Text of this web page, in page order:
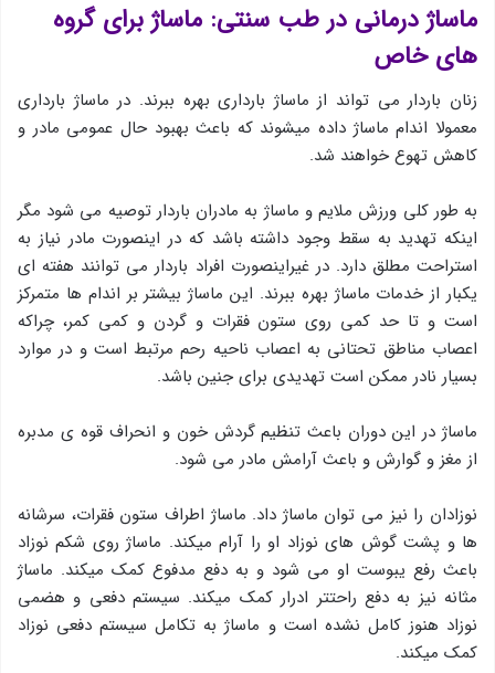
ماساژ درمانی در طب سنتی: ماساژ برای گروه
های خاص
زنان باردار می تواند از ماساژ بارداری بهره ببرند. در ماساژ بارداری
معمولا اندام ماساژ داده میشوند که باعث بهبود حال عمومی مادر و
کاهش تهوع خواهند شد.
به طور کلی ورزش ملایم و ماساژ به مادران باردار توصیه می شود مگر
اینکه تهدید به سقط وجود داشته باشد که در اینصورت مادر نیاز به
استراحت مطلق دارد. در غیراینصورت افراد باردار می توانند هفته ای
یکبار از خدمات ماساژ بهره ببرند. این ماساژ بیشتر بر اندام ها متمرکز
است و تا حد کمی روی ستون فقرات و گردن و کمی کمر، چراکه
اعصاب مناطق تحتانی به اعصاب ناحیه رحم مرتبط است و در موارد
بسیار نادر ممکن است تهدیدی برای جنین باشد.
ماساژ در این دوران باعث تنظیم گردش خون و انحراف قوه ی مدبره
از مغز و گوارش و باعث آرامش مادر می شود.
نوزادان را نیز می توان ماساژ داد. ماساژ اطراف ستون فقرات، سرشانه
ها و پشت گوش های نوزاد او را آرام میکند. ماساژ روی شکم نوزاد
باعث رفع یبوست او می شود و به دفع مدفوع کمک میکند. ماساژ
مثانه نیز به دفع راحتتر ادرار کمک میکند. سیستم دفعی و هضمی
نوزاد هنوز کامل نشده است و ماساژ به تکامل سیستم دفعی نوزاد
کمک میکند.